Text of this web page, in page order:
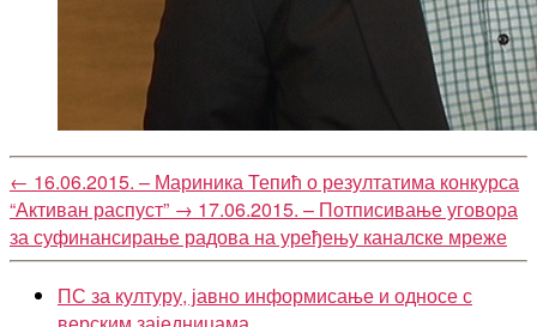
← 16.06.2015. – Мариника Тепић о резултатима конкурса
“Активан распуст” → 17.06.2015. – Потписивање уговора
за суфинансирање радова на уређењу каналске мреже
ПС за културу, јавно информисање и односе с